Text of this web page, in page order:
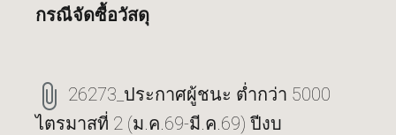
กรณีจัดซื้อวัสดุ
26273_ประกาศผู้ชนะ ต่ำกว่า 5000
ไตรมาสที่ 2 (ม.ค.69-มี.ค.69) ปีงบ